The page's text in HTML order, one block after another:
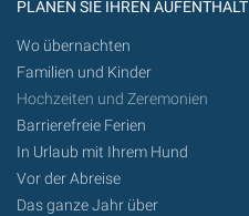
PLANEN SIE IHREN AUFENTHALT
Wo übernachten
Familien und Kinder
Hochzeiten und Zeremonien
Barrierefreie Ferien
In Urlaub mit Ihrem Hund
Vor der Abreise
Das ganze Jahr über